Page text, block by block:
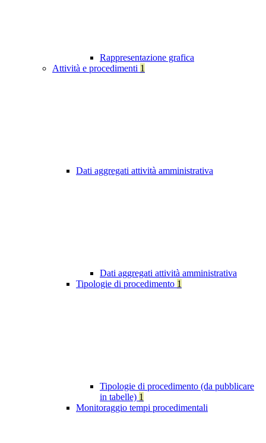
Rappresentazione grafica
Attività e procedimenti 1
Dati aggregati attività amministrativa
Dati aggregati attività amministrativa
Tipologie di procedimento 1
Tipologie di procedimento (da pubblicare
in tabelle) 1
Monitoraggio tempi procedimentali